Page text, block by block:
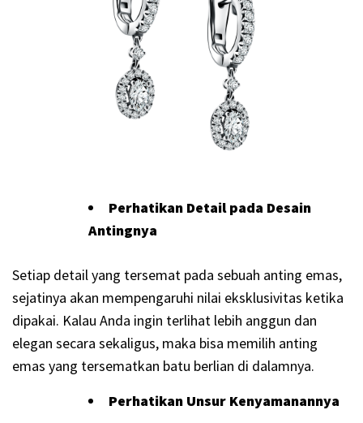
Perhatikan Detail pada Desain
Antingnya
Setiap detail yang tersemat pada sebuah anting emas,
sejatinya akan mempengaruhi nilai eksklusivitas ketika
dipakai. Kalau Anda ingin terlihat lebih anggun dan
elegan secara sekaligus, maka bisa memilih anting
emas yang tersematkan batu berlian di dalamnya.
Perhatikan Unsur Kenyamanannya